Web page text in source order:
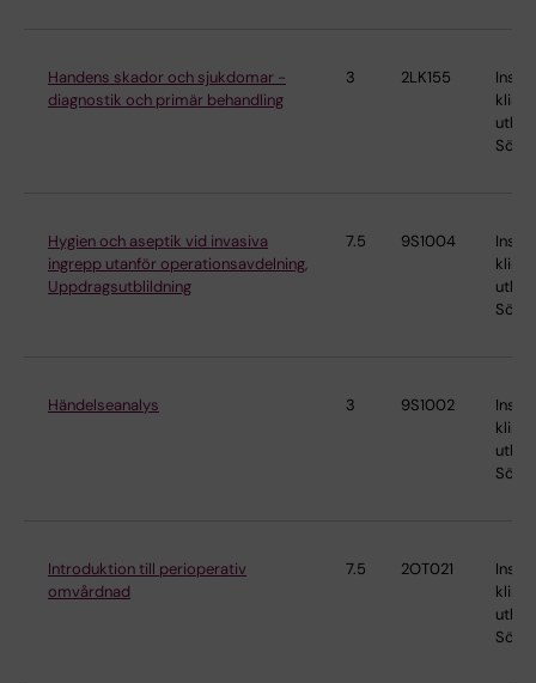
Handens skador och sjukdomar -
diagnostik och primär behandling
3 2LK155
Hygien och aseptik vid invasiva
ingrepp utanför operationsavdelning,
Uppdragsutblildning
7.5 9S1004
Händelseanalys 3 9S1002
Introduktion till perioperativ
omvårdnad
7.5 2OT021